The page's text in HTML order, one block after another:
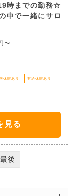
時までの勤務☆
中で一緒にサロ
〜
休暇あり 有給休暇あり
見る
最後